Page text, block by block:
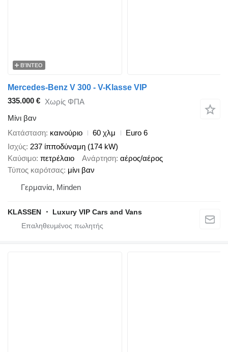
ΒΊΝΤΕΟ
Mercedes-Benz V 300 - V-Klasse VIP
335.000 € Χωρίς ΦΠΑ
Μίνι βαν
Κατάσταση καινούριο 60 χλμ
Euro 6
Ισχύς 237 ίπποδύναμη (174 kW)
Καύσιμο πετρέλαιο Ανάρτηση αέρος/αέρος
Τύπος καρότσας μίνι βαν
Γερμανία, Minden
KLASSEN ・ Luxury VIP Cars and Vans